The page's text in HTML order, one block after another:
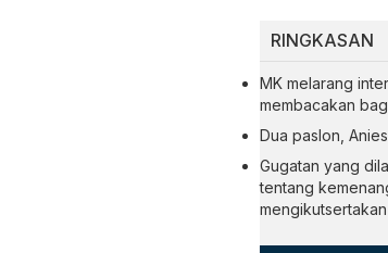
RINGKASAN
MK melarang
membacakan
Dua paslon,
Gugatan yang
tentang